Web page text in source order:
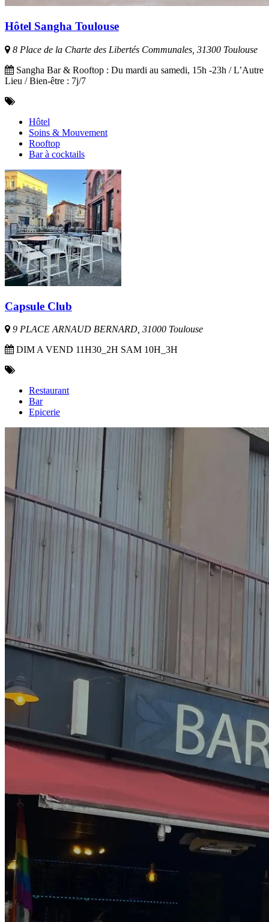
Hôtel Sangha Toulouse
8 Place de la Charte des Libertés Communales, 31300 Toulouse
Sangha Bar & Rooftop : Du mardi au samedi, 15h -23h / L’Autre
Lieu / Bien-être : 7j/7
Hôtel
Soins & Mouvement
Rooftop
Bar à cocktails
Capsule Club
9 PLACE ARNAUD BERNARD, 31000 Toulouse
DIM A VEND 11H30_2H SAM 10H_3H
Restaurant
Bar
Epicerie